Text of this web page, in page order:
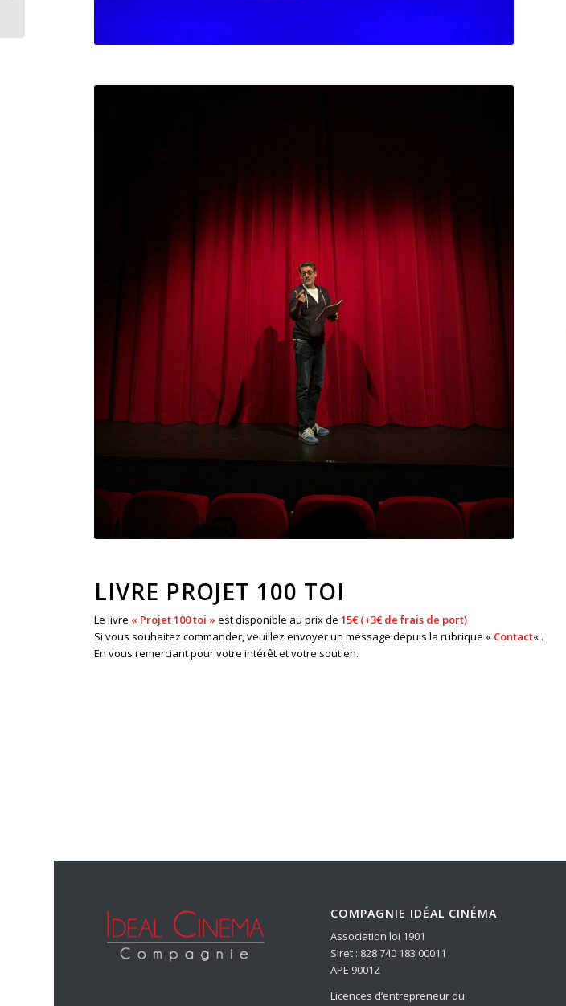
LIVRE PROJET 100 TOI
Le livre « Projet 100 toi » est disponible au prix de15€ (+3€ de frais de port)
Si vous souhaitez commander, veuillez envoyer un message depuis la rubrique « Contact« .
En vous remerciant pour votre intérêt et votre soutien.
COMPAGNIE IDÉAL CINÉMA
Association loi 1901
Siret : 828 740 183 00011
APE 9001Z
Licences d’entrepreneur du